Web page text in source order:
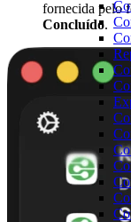
fornecida pelo
Concluído.